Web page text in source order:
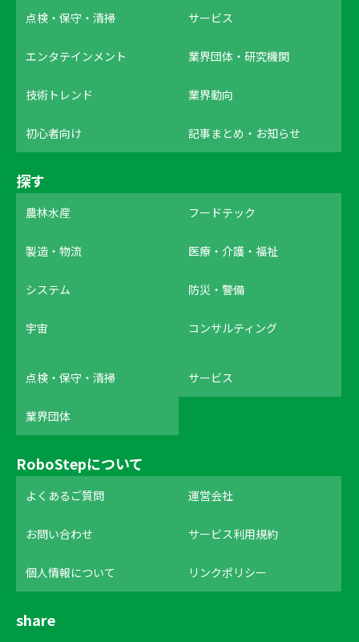
点検・保守・清掃 サービス
エンタテインメント 業界団体・研究機関
技術トレンド 業界動向
初心者向け 記事まとめ・お知らせ
探す
農林水産 フードテック
製造・物流 医療・介護・福祉
システム 防災・警備
宇宙 コンサルティング
点検・保守・清掃 サービス
業界団体
RoboStepについて
よくあるご質問 運営会社
お問い合わせ サービス利用規約
個人情報について リンクポリシー
share